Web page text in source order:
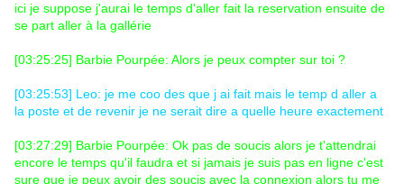
ici je suppose j'aurai le temps d'aller fait la reservation ensuite de
se part aller à la gallérie
[03:25:25] Barbie Pourpée: Alors je peux compter sur toi ?
[03:25:53] Leo: je me coo des que j ai fait mais le temp d aller a
la poste et de revenir je ne serait dire a quelle heure exactement
[03:27:29] Barbie Pourpée: Ok pas de soucis alors je t'attendrai
encore le temps qu'il faudra et si jamais je suis pas en ligne c'est
sure que je peux avoir des soucis avec la connexion alors tu me